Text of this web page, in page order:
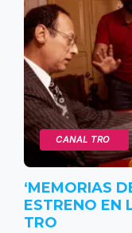
CANAL TRO
‘MEMORIAS
ESTRENO EN
TRO